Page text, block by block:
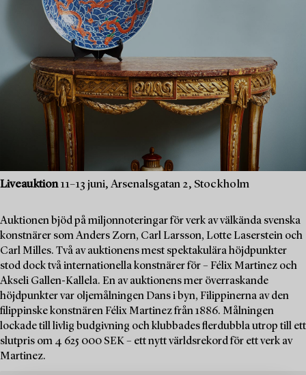
Liveauktion11–13 juni, Arsenalsgatan 2, Stockholm
Auktionen bjöd på miljonnoteringar för verk av välkända svenska
konstnärer som Anders Zorn, Carl Larsson, Lotte Laserstein och
Carl Milles. Två av auktionens mest spektakulära höjdpunkter
stod dock två internationella konstnärer för – Félix Martinez och
Akseli Gallen-Kallela. En av auktionens mer överraskande
höjdpunkter var oljemålningen Dans i byn, Filippinerna av den
filippinske konstnären Félix Martinez från 1886. Målningen
lockade till livlig budgivning och klubbades flerdubbla utrop till ett
slutpris om 4 625 000 SEK – ett nytt världsrekord för ett verk av
Martinez.